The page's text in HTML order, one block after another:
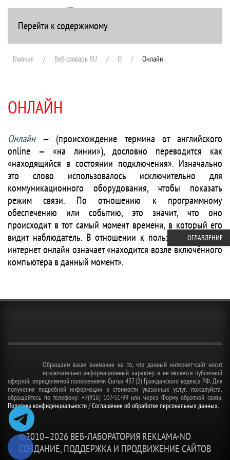
Перейти к содержимому+7(916) 107-51-99
Главная Веб-словарь RU О Онлайн
ОНЛАЙН
Онлайн— (происхождение термина от английского
online — «на линии»), дословно переводится как
«находящийся в состоянии подключения». Изначально
это слово использовалось исключительно для
коммуникационного оборудования, чтобы показать
режим связи. По отношению к программному
обеспечению или событию, это значит, что оно
происходит в тот самый момент времени, в который его
видит наблюдатель. В отношении к пользователям сети
интернет онлайн означает «находится возле включённого
компьютера в данный момент».
Обращаем ваше внимание на то, что данный интернет-сайт носит
исключительно информационный характер и не является публичной
офертой, определяемой положениями Статьи 437 (2) Гражданского кодекса РФ. Для
получения подробной информации о стоимости указанных услуг, пожалуйста,
обращайтесь по телефону: +7(916) 107-51-99 или через Форму обратной связи.
Политика конфиденциальности/Соглашение об обработке персональных данных.
©2010–2026 ВЕБ-ЛАБОРАТОРИЯ REKLAMA-NO
СОЗДАНИЕ, ПОДДЕРЖКА И ПРОДВИЖЕНИЕ САЙТОВ
ОГЛАВЛЕНИЕ